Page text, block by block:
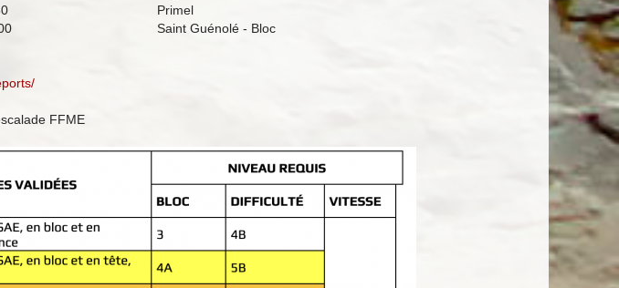
Primel
Saint Guénolé - Bloc
FFME